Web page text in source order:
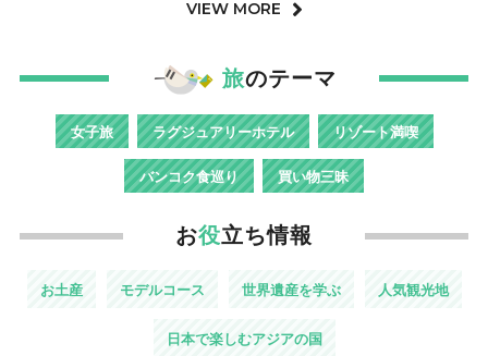
VIEW MORE
旅のテーマ
女子旅 ラグジュアリーホテル リゾート満喫
バンコク食巡り 買い物三昧
お役立ち情報
お土産 モデルコース 世界遺産を学ぶ 人気観光地
日本で楽しむアジアの国